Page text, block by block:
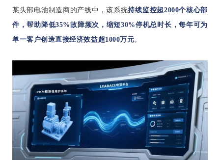
某头部电池制造商的产线中，该系统持续监控超2000个核心部
件，帮助降低35%故障频次，缩短30%停机总时长，每年可为
单一客户创造直接经济效益超1000万元。